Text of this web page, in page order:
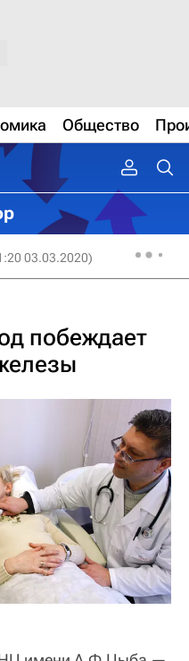
Общество
03.03.2020)
побеждает